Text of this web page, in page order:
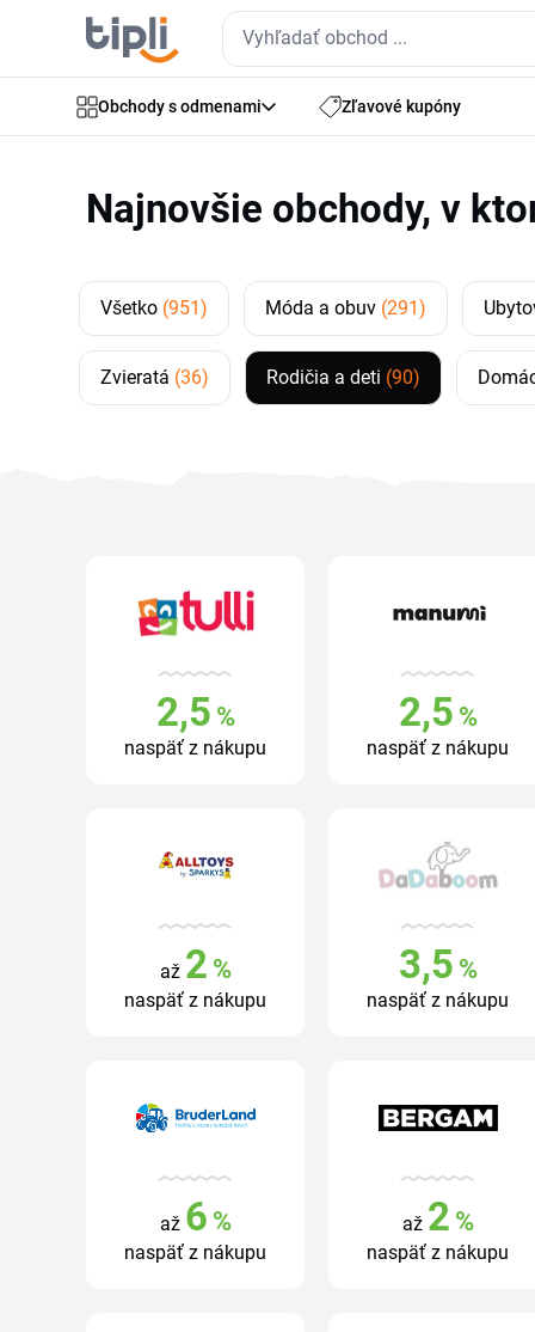
Obchody s odmenami Zľavové kupóny
Najnovšie obchody, v
Všetko (951) Móda a obuv (291)
Zvieratá (36) Rodičia a deti (90)
2,5 %
naspäť z nákupu
2,5 %
naspäť z nákupu
až 2 %
naspäť z nákupu
3,5 %
naspäť z nákupu
až 6 %
naspäť z nákupu
až 2 %
naspäť z nákupu